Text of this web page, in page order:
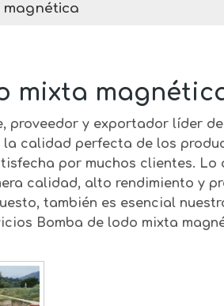
mixta
proveedor y exportador líder de
la calidad perfecta de los
por muchos clientes.
calidad, alto rendimiento y
también es esencial
Bomba de lodo mixta